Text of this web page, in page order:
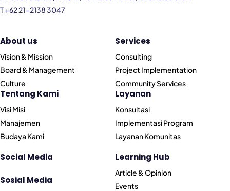
T +62 21-2138 3047
About us
Vision & Mission
Board & Management
Culture
Tentang Kami
Visi Misi
Manajemen
Budaya Kami
Social Media
Sosial Media
Services
Consulting
Project Implementation
Community Services
Layanan
Konsultasi
Implementasi Program
Layanan Komunitas
Learning Hub
Article & Opinion
Events